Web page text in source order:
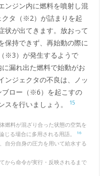
ンジン内に燃料を噴射し混
タ（※2）が詰まりを起
状が出てきます。放おって
保持できず、再始動の際に
※3）が発生するようで
漏れ出た燃料で始動がお
ンジェクタの不良は、ノッ
ロー（※6）を起こすの
スを行いましょう。
15
燃料が混ざり合った状態の空気を
じる場合に多用される用語。
16
自分自身の圧力を用いて給水する
から命令が実行・反映されるまで